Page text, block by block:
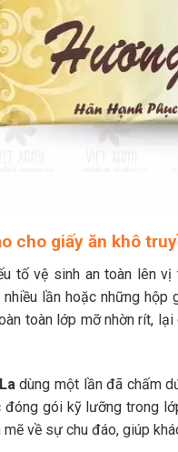
cho giấy ăn khô
tố vệ sinh an toàn lên
lần hoặc những
toàn lớp mỡ nhờn rít,
dùng một lần đã chấm
gói kỹ lưỡng trong
về sự chu đáo, giúp